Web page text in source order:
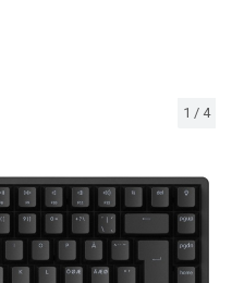
1 / 4